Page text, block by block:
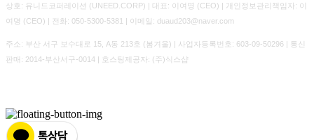
상호: 유니드코퍼레이션 (UNEED.CORP) | 대표: 이여명 (CEO) | 개인정보관리책임자: 이
여명 (CEO) | 전화: 050-5300-5381 | 이메일: duaud203@naver.com
주소: 부산 서구 보수대로 15, A동 213호 (봄겨울) | 사업자등록번호: 603-09-50296 | 통신
판매: 2014-부산서구-0014 | 호스팅제공자: (주)식스샵